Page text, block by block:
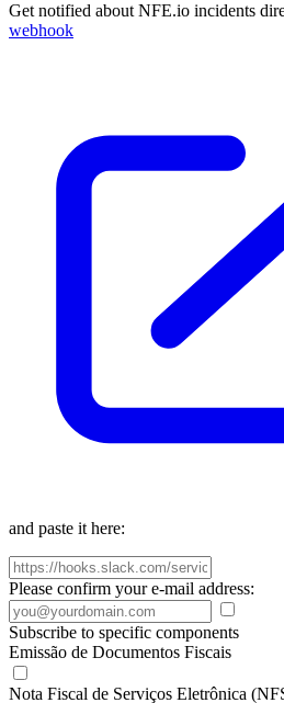
Get notified about NFE.io incidents
webhook
and paste it here:
Please confirm your e-mail address:
Subscribe to specific components
Emissão de Documentos Fiscais
Nota Fiscal de Serviços Eletrônica